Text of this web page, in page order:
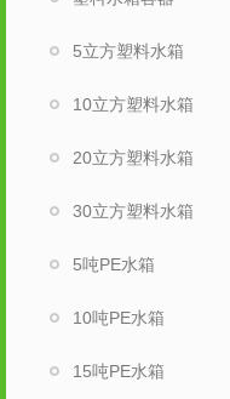
5立方塑料水箱
10立方塑料水箱
20立方塑料水箱
30立方塑料水箱
5吨PE水箱
10吨PE水箱
15吨PE水箱